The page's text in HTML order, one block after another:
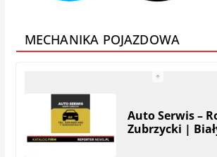
MECHANIKA POJAZDOWA
KRYMAR –
turbosprężarek
DPF